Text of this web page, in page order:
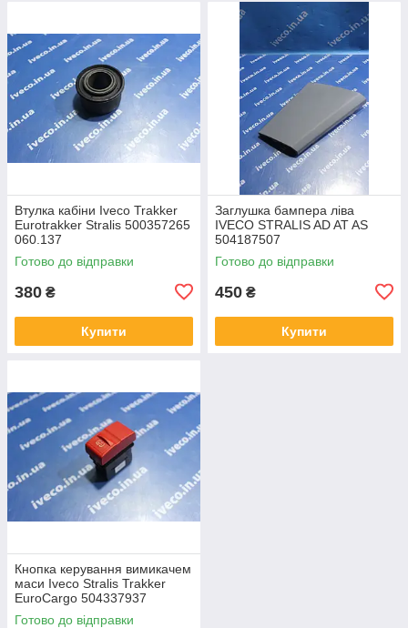
Втулка кабіни Iveco Trakker
Eurotrakker Stralis 500357265
060.137
Готово до відправки
380 ₴
Купити
Заглушка бампера ліва
IVECO STRALIS AD AT AS
504187507
Готово до відправки
450 ₴
Купити
Кнопка керування вимикачем
маси Iveco Stralis Trakker
EuroCargo 504337937
Готово до відправки